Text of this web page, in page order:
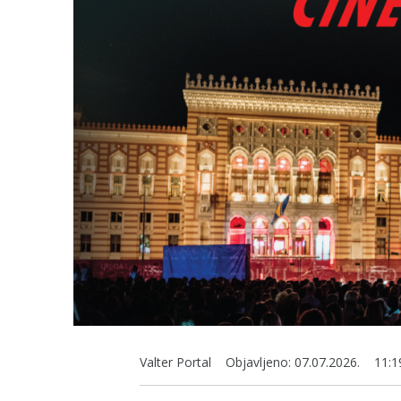
Valter Portal Objavljeno: 07.07.2026.